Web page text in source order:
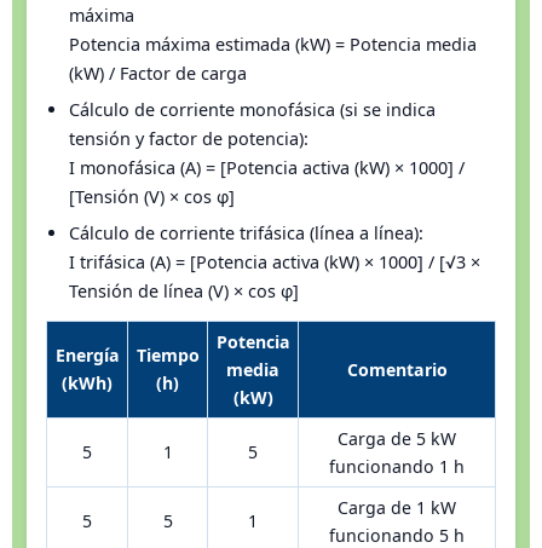
máxima
Potencia máxima estimada (kW) = Potencia media
(kW) / Factor de carga
Cálculo de corriente monofásica (si se indica
tensión y factor de potencia):
I monofásica (A) = [Potencia activa (kW) × 1000] /
[Tensión (V) × cos φ]
Cálculo de corriente trifásica (línea a línea):
I trifásica (A) = [Potencia activa (kW) × 1000] / [√3 ×
Tensión de línea (V) × cos φ]
Energía
(kWh)
Tiempo
(h)
Potencia
media
(kW)
Comentario
5 1 5
Carga de 5 kW
funcionando 1 h
5 5 1
Carga de 1 kW
funcionando 5 h